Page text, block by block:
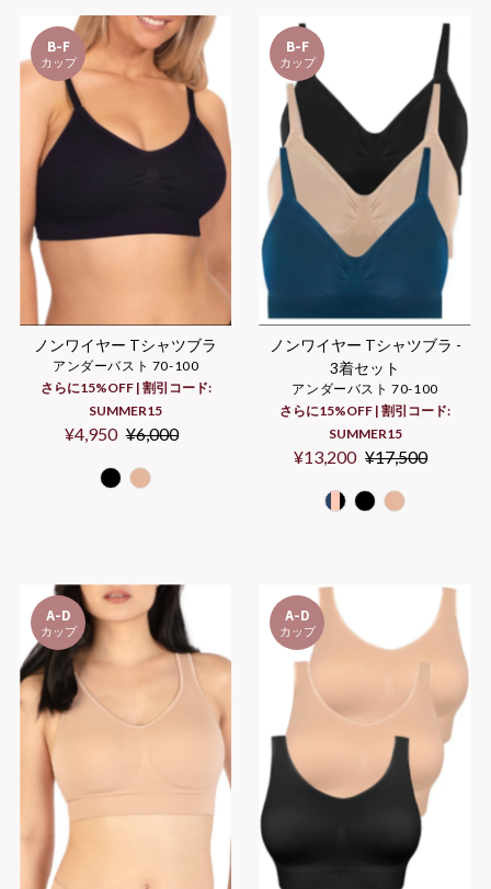
B-F
カップ
ノンワイヤー Tシャツブラ
アンダーバスト 70-100
さらに15%OFF | 割引コード:
SUMMER15
Sale
¥4,950 Regular
¥6,000
B-F
カップ
ノンワイヤー Tシャツブラ -
3着セット
アンダーバスト 70-100
さらに15%OFF | 割引コード:
SUMMER15
Sale
¥13,200 Regular
¥17,500
A-D
カップ
A-D
カップ